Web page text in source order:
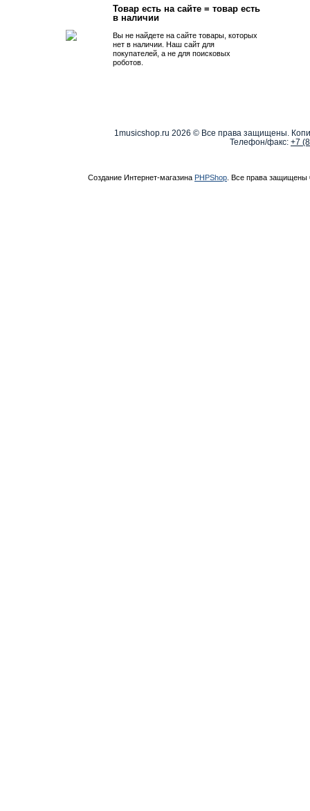
Товар есть на сайте = товар есть
в наличии
Вы не найдете на сайте товары, которых
нет в наличии. Наш сайт для
покупателей, а не для поисковых
роботов.
1musicshop.ru 2026 © Все права защищены.
Телефон/факс: +7
Создание Интернет-магазина PHPShop . Все права защищены